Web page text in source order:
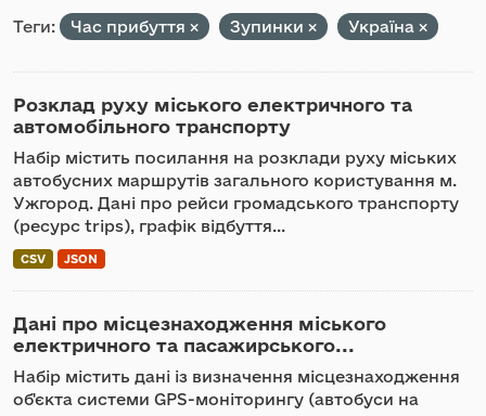
Теги: Час прибуття Зупинки Україна
Розклад руху міського електричного та
автомобільного транспорту
Набір містить посилання на розклади руху міських
автобусних маршрутів загального користування м.
Ужгород. Дані про рейси громадського транспорту
(ресурс trips), графік відбуття...
CSV JSON
Дані про місцезнаходження міського
електричного та пасажирського...
Набір містить дані із визначення місцезнаходження
об'єкта системи GPS-моніторингу (автобуси на